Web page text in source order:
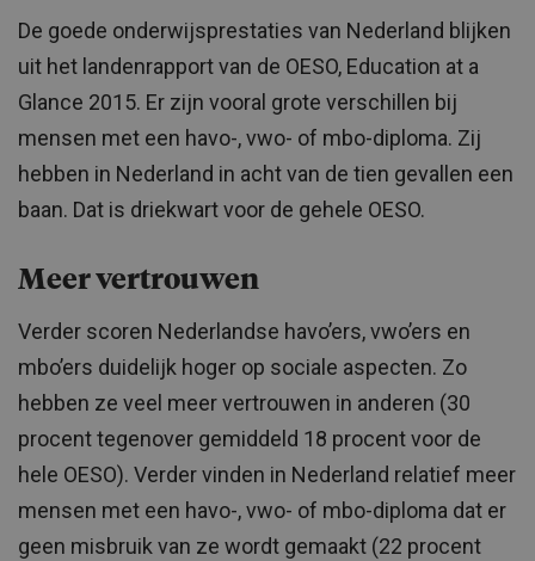
De goede onderwijsprestaties van Nederland blijken
uit het landenrapport van de OESO, Education at a
Glance 2015. Er zijn vooral grote verschillen bij
mensen met een havo-, vwo- of mbo-diploma. Zij
hebben in Nederland in acht van de tien gevallen een
baan. Dat is driekwart voor de gehele OESO.
Meer vertrouwen
Verder scoren Nederlandse havo’ers, vwo’ers en
mbo’ers duidelijk hoger op sociale aspecten. Zo
hebben ze veel meer vertrouwen in anderen (30
procent tegenover gemiddeld 18 procent voor de
hele OESO). Verder vinden in Nederland relatief meer
mensen met een havo-, vwo- of mbo-diploma dat er
geen misbruik van ze wordt gemaakt (22 procent